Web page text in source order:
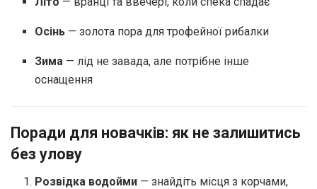
Осінь — золота пора для трофейної рибалки
Зима — лід не завада, але потрібне інше
оснащення
Поради для новачків: як не залишитись
без улову
Розвідка водойми — знайдіть місця з корчами,